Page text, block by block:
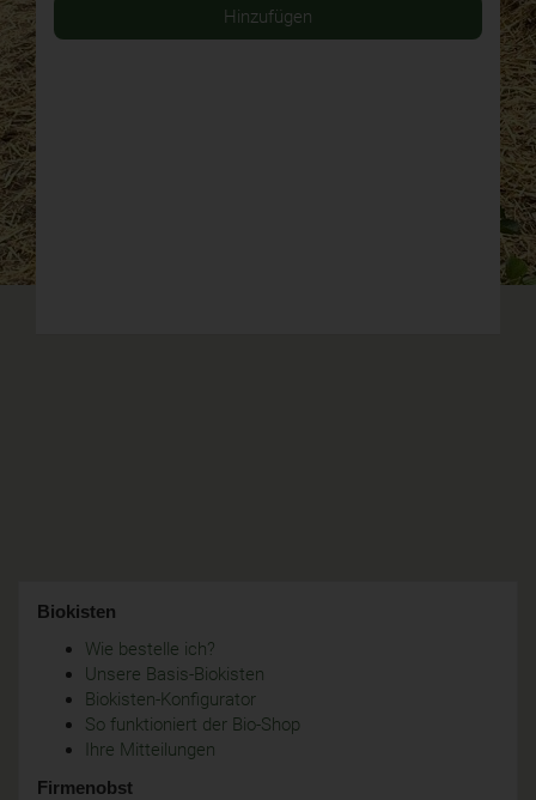
Hinzufügen
Biokisten
Wie bestelle ich?
Unsere Basis-Biokisten
Biokisten-Konfigurator
So funktioniert der Bio-Shop
Ihre Mitteilungen
Firmenobst